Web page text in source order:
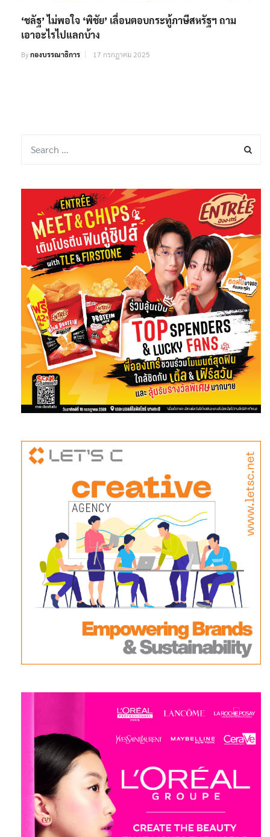
‘ชลัฐ’ ไม่พอใจ ‘พิชัย’ เลื่อนตอบกระทู้ภาษีสหรัฐฯ ถาม
เอาอะไรไปแลกบ้าง
Byกองบรรณาธิการ 17 กรกฎาคม 2025